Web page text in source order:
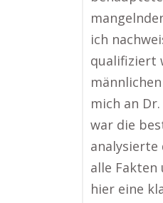
ich
qualifiziert
mich an
war die
alle
hier eine